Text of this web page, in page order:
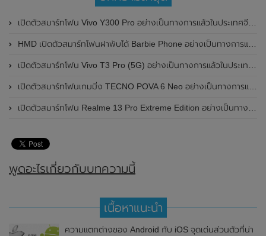
เปิดตัวสมาร์ทโฟน Vivo Y300 Pro อย่างเป็นทางการแล้วในประเทศจีน มาพร้อมดีไซน์พรีเมี่ยม ทนทาน และแบตเตอรี่สุดอึดขนาดใหญ่ 6,500mAh พร้อมรองรับการชาร์จไว 80W
HMD เปิดตัวสมาร์ทโฟนฝาพับได้ Barbie Phone อย่างเป็นทางการแล้ว มาพร้อมธีมสีชมพูสดใส
เปิดตัวสมาร์ทโฟน Vivo T3 Pro (5G) อย่างเป็นทางการแล้วในประเทศอินเดีย
เปิดตัวสมาร์ทโฟนเกมมิ่ง TECNO POVA 6 Neo อย่างเป็นทางการแล้วในประเทศไทย ในราคา 8,499 บาท
เปิดตัวสมาร์ทโฟน Realme 13 Pro Extreme Edition อย่างเป็นทางการแล้วในประเทศจีน
พูดอะไรเกี่ยวกับบทความนี้
เนื้อหาแนะนำ
ความแตกต่างของ Android กับ iOS จุดเด่นส่วนตัวที่น่า